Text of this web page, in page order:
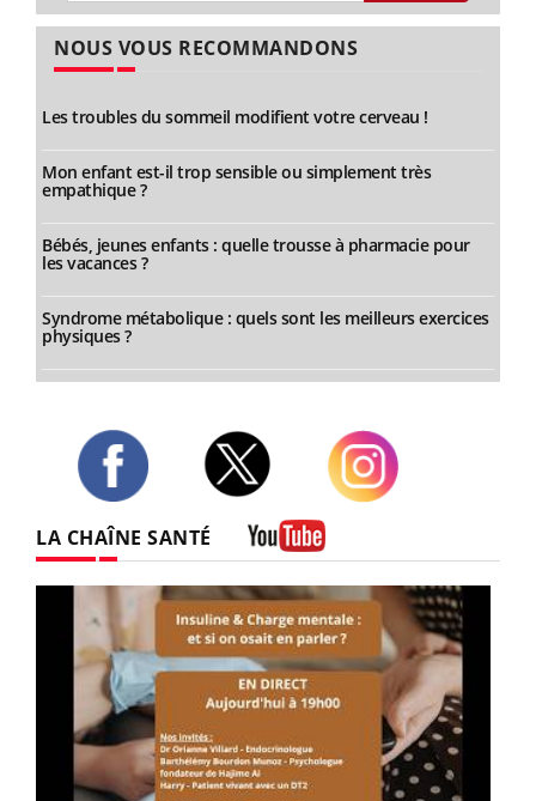
NOUS VOUS RECOMMANDONS
Les troubles du sommeil modifient votre cerveau !
Mon enfant est-il trop sensible ou simplement très
empathique ?
Bébés, jeunes enfants : quelle trousse à pharmacie pour
les vacances ?
Syndrome métabolique : quels sont les meilleurs exercices
physiques ?
LA CHAÎNE SANTÉ